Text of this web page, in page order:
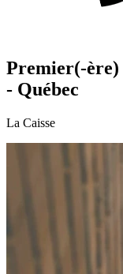
Premier(-
- Québec
La Caisse